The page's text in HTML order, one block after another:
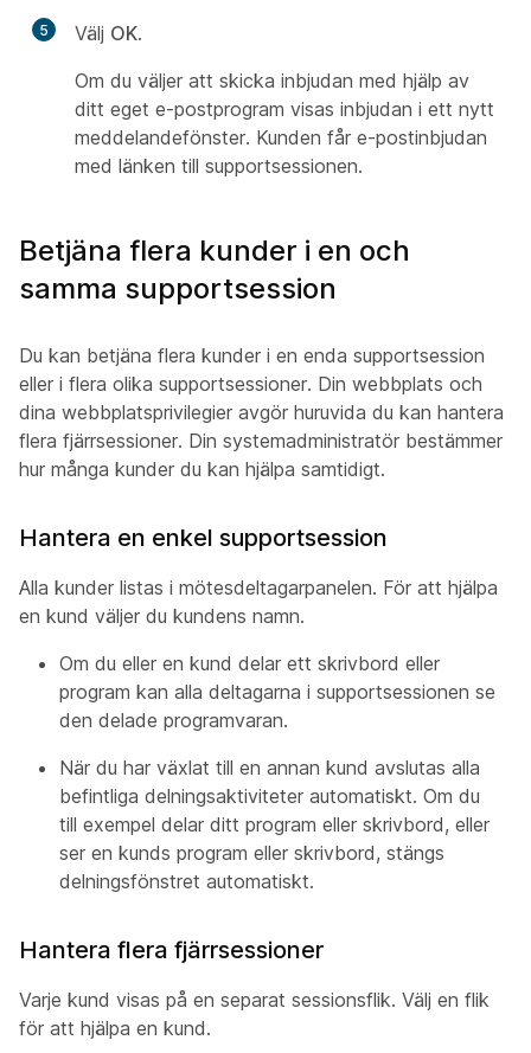
5 Välj OK.
Om du väljer att skicka inbjudan med hjälp av
ditt eget e-postprogram visas inbjudan i ett nytt
meddelandefönster. Kunden får e-postinbjudan
med länken till supportsessionen.
Betjäna flera kunder i en och
samma supportsession
Du kan betjäna flera kunder i en enda supportsession
eller i flera olika supportsessioner. Din webbplats och
dina webbplatsprivilegier avgör huruvida du kan hantera
flera fjärrsessioner. Din systemadministratör bestämmer
hur många kunder du kan hjälpa samtidigt.
Hantera en enkel supportsession
Alla kunder listas i mötesdeltagarpanelen. För att hjälpa
en kund väljer du kundens namn.
Om du eller en kund delar ett skrivbord eller
program kan alla deltagarna i supportsessionen se
den delade programvaran.
När du har växlat till en annan kund avslutas alla
befintliga delningsaktiviteter automatiskt. Om du
till exempel delar ditt program eller skrivbord, eller
ser en kunds program eller skrivbord, stängs
delningsfönstret automatiskt.
Hantera flera fjärrsessioner
Varje kund visas på en separat sessionsflik. Välj en flik
för att hjälpa en kund.